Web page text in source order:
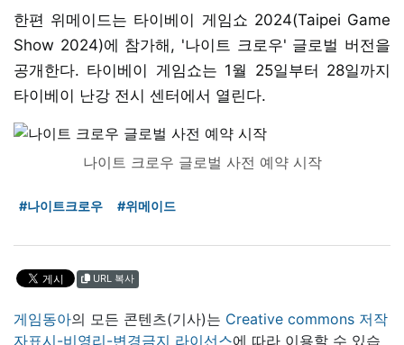
한편 위메이드는 타이베이 게임쇼 2024(Taipei Game
Show 2024)에 참가해, '나이트 크로우' 글로벌 버전을
공개한다. 타이베이 게임쇼는 1월 25일부터 28일까지
타이베이 난강 전시 센터에서 열린다.
나이트 크로우 글로벌 사전 예약 시작
#나이트크로우 #위메이드
URL 복사
게임동아의 모든 콘텐츠(기사)는 Creative commons 저작
자표시-비영리-변경금지 라이선스에 따라 이용할 수 있습